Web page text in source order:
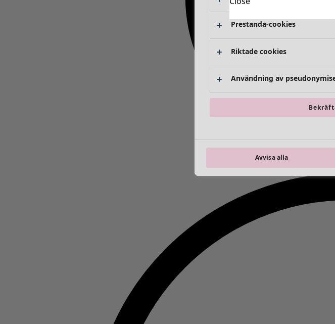
Prestanda-cookies
Riktade cookies
Användning av
Avvisa alla